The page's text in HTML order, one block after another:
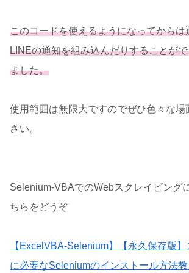
このコードを使えるようになってからは
LINEの通知を組み込んだりすることが
ました。
使用範囲は無限大ですのでぜひ色々な場
さい。
Selenium-VBAでのWebスクレイピング
ちらをどうぞ
【ExcelVBA‐Selenium】【永久保存版
に必要なSeleniumのインストール方法